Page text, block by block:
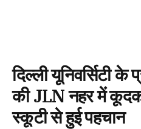
दिल्ली यूनिवर्सिटी
की JLN नहर में
स्कूटी से हुई पहचान